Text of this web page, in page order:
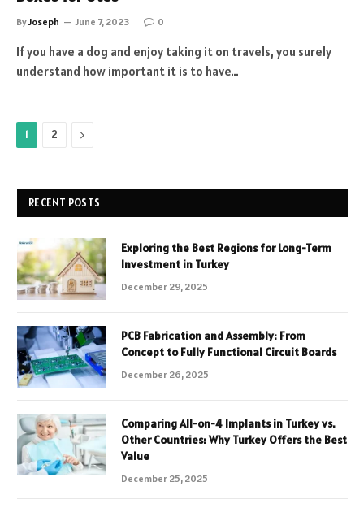
ByJoseph June 7, 2023 0
If you have a dog and enjoy taking it on travels, you surely
understand how important it is to have…
1 2 Next
RECENT POSTS
Exploring the Best Regions for Long-Term
Investment in Turkey
December 29, 2025
PCB Fabrication and Assembly: From
Concept to Fully Functional Circuit Boards
December 26, 2025
Comparing All-on-4 Implants in Turkey vs.
Other Countries: Why Turkey Offers the Best
Value
December 25, 2025